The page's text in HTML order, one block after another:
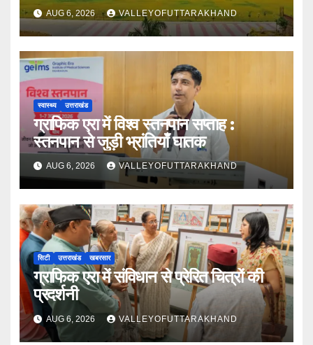
AUG 6, 2026 VALLEYOFUTTARAKHAND
स्वास्थ्य उत्तराखंड
ग्राफिक एरा में विश्व स्तनपान सप्ताह :
स्तनपान से जुड़ी भ्रांतियाँ घातक
AUG 6, 2026 VALLEYOFUTTARAKHAND
सिटी उत्तराखंड खबरसार
ग्राफिक एरा में संविधान से प्रेरित चित्रों की
प्रदर्शनी
AUG 6, 2026 VALLEYOFUTTARAKHAND